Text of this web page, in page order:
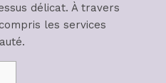
délicat. À travers
les services